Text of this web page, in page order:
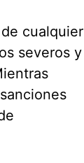
cualquier
severos y